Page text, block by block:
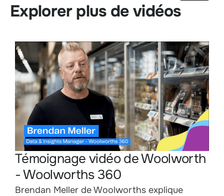
Explorer plus de vidéos
Témoignage vidéo de Woolworth
- Woolworths 360
Brendan Meller de Woolworths explique